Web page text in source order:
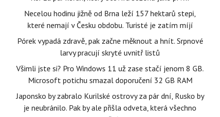
Necelou hodinu jižně od Brna leží 157 hektarů stepi,
které nemají v Česku obdobu. Turisté je zatím míjí
Pórek vypadá zdravě, pak začne měknout a hnít. Srpnové
larvy pracují skryté uvnitř listů
Všimli jste si? Pro Windows 11 už zase stačí jenom 8 GB.
Microsoft potichu smazal doporučení 32 GB RAM
Japonsko by zabralo Kurilské ostrovy za pár dní, Rusko by
je neubránilo. Pak by ale přišla odveta, která všechno